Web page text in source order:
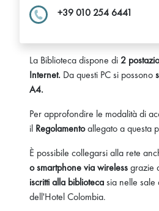
+39 010 254 6441
La Biblioteca dispone di2
Internet. Da questi PC si possono
A4.
Per approfondire le modalità di
il Regolamentoallegato a questa
È possibile collegarsi alla rete
o smartphone via wirelessgrazie
iscritti alla bibliotecasia nelle sale
dell'Hotel Colombia.